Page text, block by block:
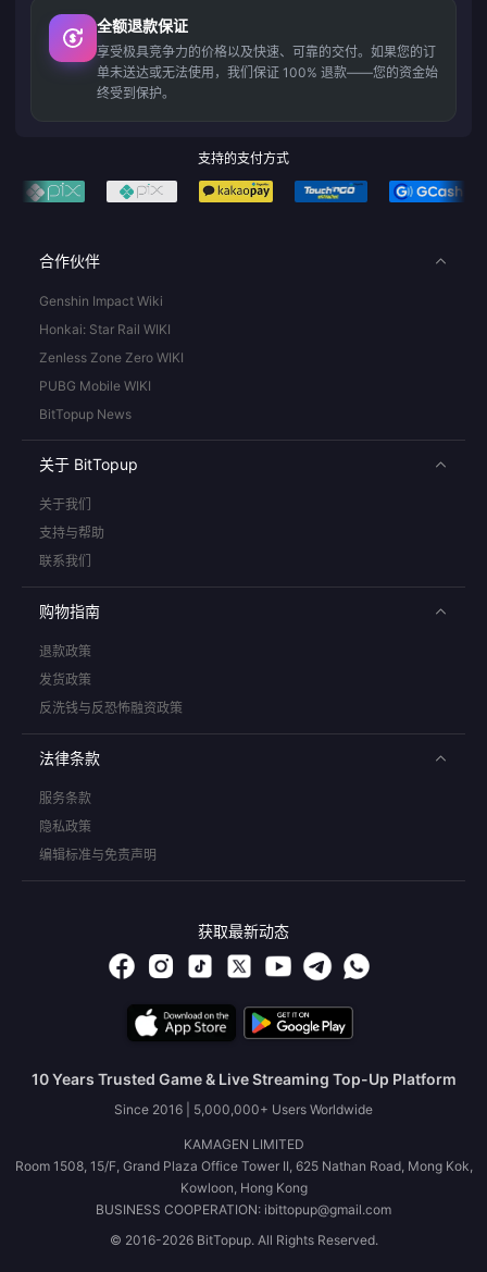
全额退款保证
享受极具竞争力的价格以及快速、可靠的交付。如果您的订
单未送达或无法使用，我们保证 100% 退款——您的资金始
终受到保护。
支持的支付方式
合作伙伴
Genshin Impact Wiki
Honkai: Star Rail WIKI
Zenless Zone Zero WIKI
PUBG Mobile WIKI
BitTopup News
关于 BitTopup
关于我们
支持与帮助
联系我们
购物指南
退款政策
发货政策
反洗钱与反恐怖融资政策
法律条款
服务条款
隐私政策
编辑标准与免责声明
获取最新动态
10 Years Trusted Game & Live Streaming Top-Up Platform
Since 2016 | 5,000,000+ Users Worldwide
KAMAGEN LIMITED
Room 1508, 15/F, Grand Plaza Office Tower II, 625 Nathan Road, Mong Kok,
Kowloon, Hong Kong
BUSINESS COOPERATION: ibittopup@gmail.com
© 2016-2026 BitTopup. All Rights Reserved.